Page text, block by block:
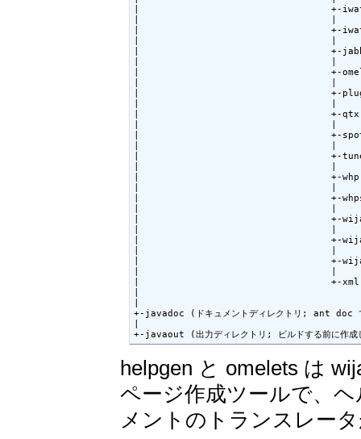
|                                  +-iwat
|                                  +-iwatsrv  (i-
|                                  +-jabber
|                                  +-omelets
|                                  +-plugin   (
|                                  +-qtx
|                                  +-spotlite
|                                  +-tunes
|                                  +-whp
|                                  +-whpsrv
|                                  +-wija
|                                  +-wija_
|                                  +-wijabot
|                                  +-xml
+-javadoc (ドキュメントディレクトリ; ant doc で
+-javaout (出力ディレクトリ; ビルドする前に作成
helpgen と omelets は
ページ作成ツールで、
メントのトランスレー